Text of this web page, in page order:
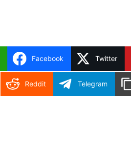
Facebook Twitter
Reddit Telegram